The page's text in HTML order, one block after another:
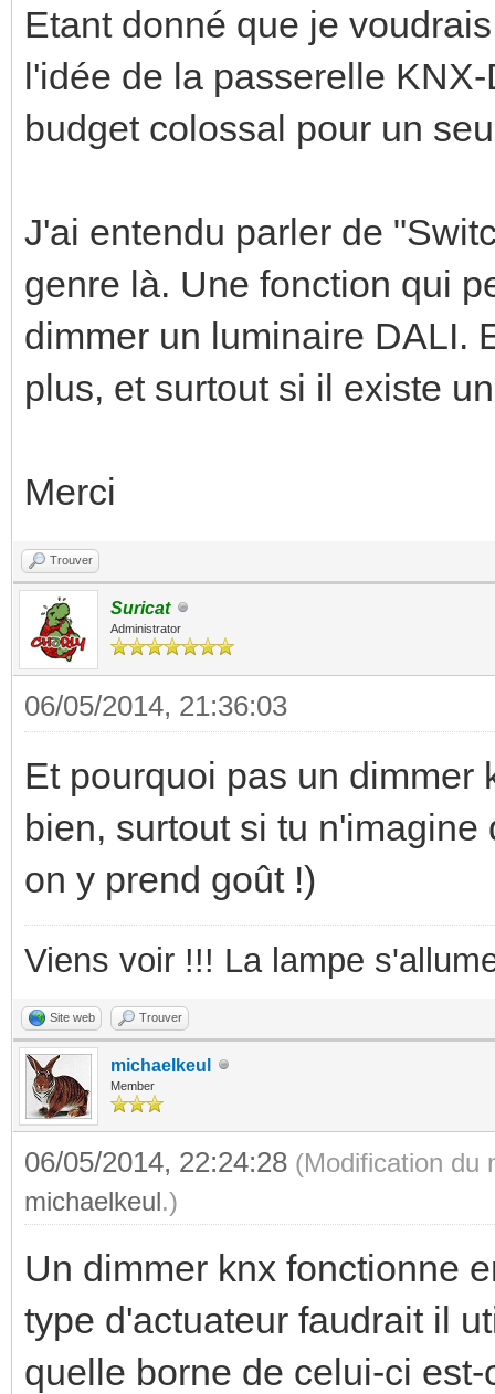
Etant donné que je
l'idée de la passerelle
budget colossal pour un
J'ai entendu parler de
genre là. Une fonction qui
dimmer un luminaire DALI.
plus, et surtout si il existe
Merci
Trouver
Suricat
Administrator
06/05/2014, 21:36:03
Et pourquoi pas un dimmer
bien, surtout si tu
on y prend goût !)
Viens voir !!! La lampe
Site web Trouver
michaelkeul
Member
06/05/2014, 22:24:28 (Modification du
michaelkeul.)
Un dimmer knx fonctionne
type d'actuateur faudrait il
quelle borne de celui-ci